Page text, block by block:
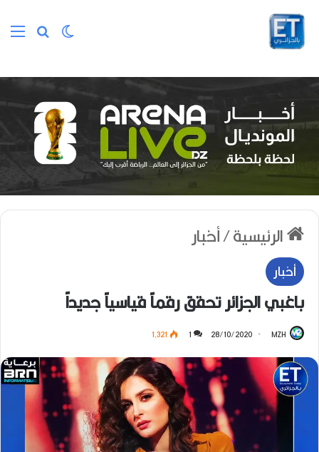
بحث عن
الوضع المظلم
الرئيسية/أخبار
أخبار
باغبي الجزائر تحقق رقماً قياسياً جديداً
MZH
28/10/2020
1 1٬321